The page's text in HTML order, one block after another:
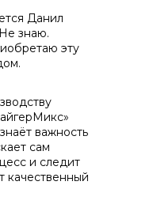
Данил
знаю.
эту
важность
сам
и следит
качественный